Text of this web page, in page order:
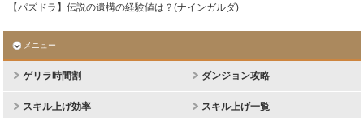
【パズドラ】伝説の遺構の経験値は？(ナインガルダ)
メニュー
ゲリラ時間割 ダンジョン攻略
スキル上げ効率 スキル上げ一覧